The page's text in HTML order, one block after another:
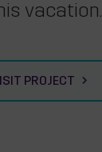
vacation.
PROJECT